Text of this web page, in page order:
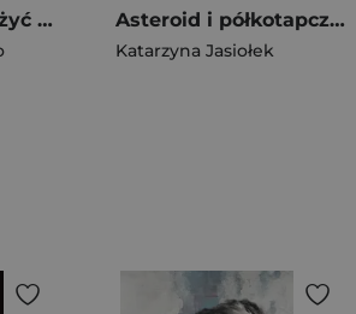
Przyszło nam tu żyć Reportaże z Rosji Asteroid i półkotapczan. O polskim wzornictwie powojennym wyd. 3
Katarzyna Jasiołek